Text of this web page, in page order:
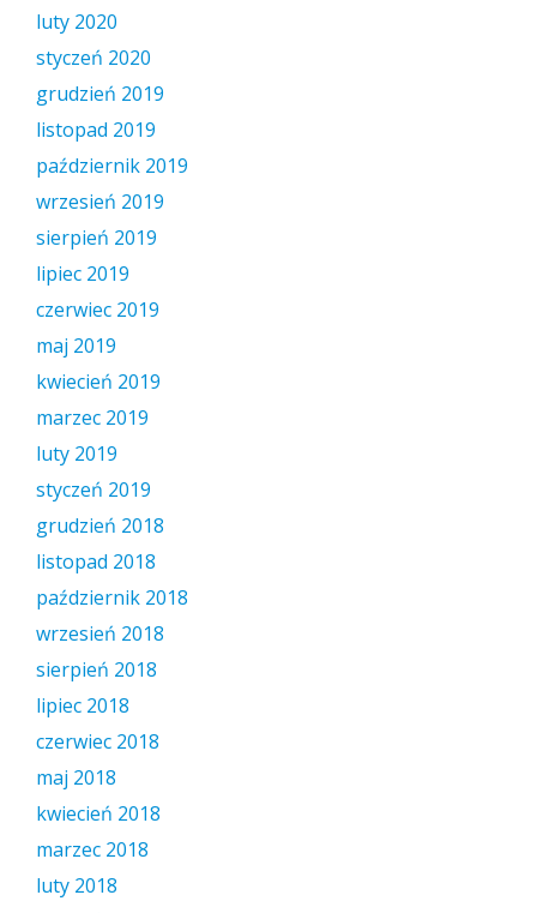
luty 2020
styczeń 2020
grudzień 2019
listopad 2019
październik 2019
wrzesień 2019
sierpień 2019
lipiec 2019
czerwiec 2019
maj 2019
kwiecień 2019
marzec 2019
luty 2019
styczeń 2019
grudzień 2018
listopad 2018
październik 2018
wrzesień 2018
sierpień 2018
lipiec 2018
czerwiec 2018
maj 2018
kwiecień 2018
marzec 2018
luty 2018